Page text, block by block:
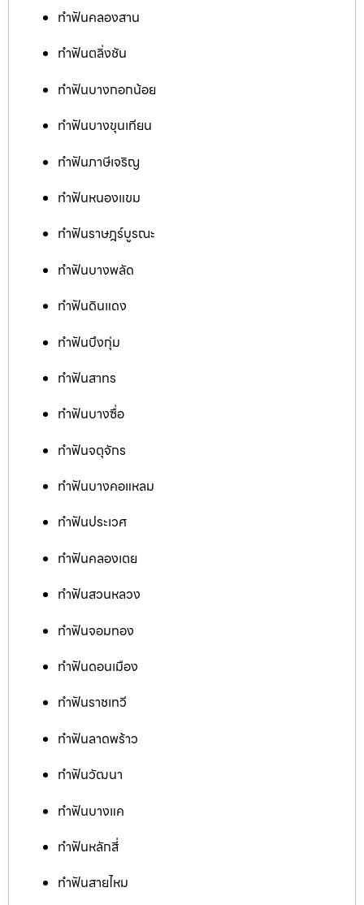
ทำฟันคลองสาน
ทำฟันตลิ่งชัน
ทำฟันบางกอกน้อย
ทำฟันบางขุนเทียน
ทำฟันภาษีเจริญ
ทำฟันหนองแขม
ทำฟันราษฎร์บูรณะ
ทำฟันบางพลัด
ทำฟันดินแดง
ทำฟันบึงกุ่ม
ทำฟันสาทร
ทำฟันบางซื่อ
ทำฟันจตุจักร
ทำฟันบางคอแหลม
ทำฟันประเวศ
ทำฟันคลองเตย
ทำฟันสวนหลวง
ทำฟันจอมทอง
ทำฟันดอนเมือง
ทำฟันราชเทวี
ทำฟันลาดพร้าว
ทำฟันวัฒนา
ทำฟันบางแค
ทำฟันหลักสี่
ทำฟันสายไหม